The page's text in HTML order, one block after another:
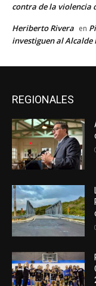
contra de la violencia
Heriberto Rivera en
investiguen al
REGIONALES